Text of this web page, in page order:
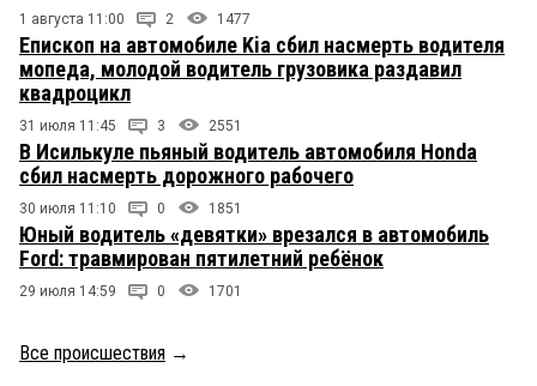
1 августа 11:00 2 1477
Епископ на автомобиле Kia сбил насмерть водителя
мопеда, молодой водитель грузовика раздавил
квадроцикл
31 июля 11:45 3 2551
В Исилькуле пьяный водитель автомобиля Honda
сбил насмерть дорожного рабочего
30 июля 11:10 0 1851
Юный водитель «девятки» врезался в автомобиль
Ford: травмирован пятилетний ребёнок
29 июля 14:59 0 1701
Все происшествия →